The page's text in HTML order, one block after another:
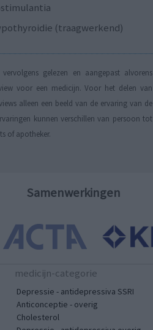
(traagwerkend)
gelezen en aangepast alvorens
voor een medicijn. Voor het delen van
alleen een beeld van de ervaring van de
kunnen verschillen van persoon tot
of apotheker.
Samenwerkingen
medicijn-categorie
Depressie - antidepressiva SSRI
Anticonceptie - overig
Cholesterol